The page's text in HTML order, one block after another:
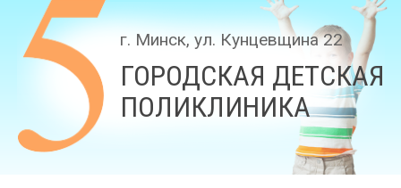
г. Минск, ул. Кунцевщина 22
ГОРОДСКАЯ ДЕТСКАЯ
ПОЛИКЛИНИКА